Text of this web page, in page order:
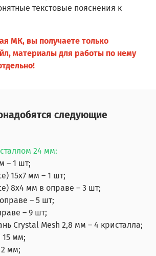
текстовые пояснения к
МК, вы получаете только
материалы для работы по нему
следующие
24 мм:
– 1 шт;
15x7 мм – 1 шт;
8х4 мм в оправе – 3 шт;
– 5 шт;
– 9 шт;
Crystal Mesh 2,8 мм – 4 кристалла;
15 мм;
2 мм;